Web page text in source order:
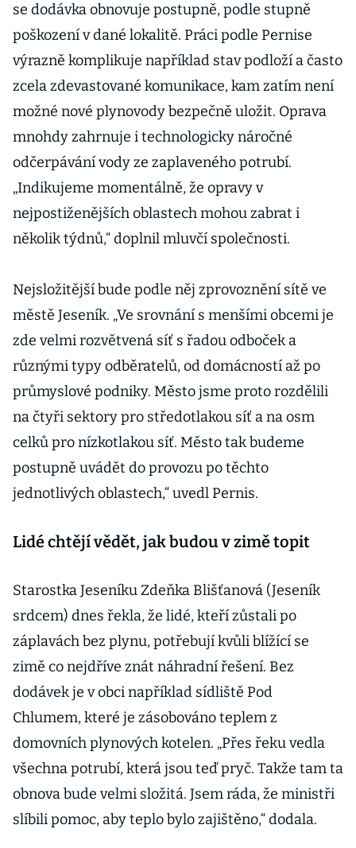
se dodávka obnovuje postupně, podle stupně
poškození v dané lokalitě. Práci podle Pernise
výrazně komplikuje například stav podloží a často
zcela zdevastované komunikace, kam zatím není
možné nové plynovody bezpečně uložit. Oprava
mnohdy zahrnuje i technologicky náročné
odčerpávání vody ze zaplaveného potrubí.
„Indikujeme momentálně, že opravy v
nejpostiženějších oblastech mohou zabrat i
několik týdnů,“ doplnil mluvčí společnosti.
Nejsložitější bude podle něj zprovoznění sítě ve
městě Jeseník. „Ve srovnání s menšími obcemi je
zde velmi rozvětvená síť s řadou odboček a
různými typy odběratelů, od domácností až po
průmyslové podniky. Město jsme proto rozdělili
na čtyři sektory pro středotlakou síť a na osm
celků pro nízkotlakou síť. Město tak budeme
postupně uvádět do provozu po těchto
jednotlivých oblastech,“ uvedl Pernis.
Lidé chtějí vědět, jak budou v zimě topit
Starostka Jeseníku Zdeňka Blišťanová (Jeseník
srdcem) dnes řekla, že lidé, kteří zůstali po
záplavách bez plynu, potřebují kvůli blížící se
zimě co nejdříve znát náhradní řešení. Bez
dodávek je v obci například sídliště Pod
Chlumem, které je zásobováno teplem z
domovních plynových kotelen. „Přes řeku vedla
všechna potrubí, která jsou teď pryč. Takže tam ta
obnova bude velmi složitá. Jsem ráda, že ministři
slíbili pomoc, aby teplo bylo zajištěno,“ dodala.